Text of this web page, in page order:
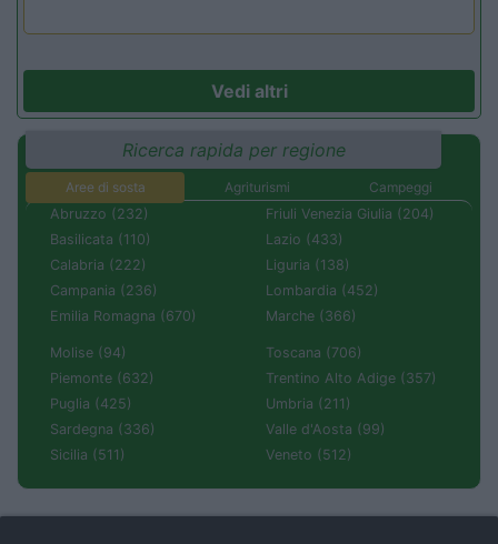
Vedi altri
Ricerca rapida per regione
Aree di sosta Agriturismi
Campeggi
Abruzzo (232)
Basilicata (110)
Calabria (222)
Campania (236)
Emilia Romagna (670)
Friuli Venezia Giulia (204)
Lazio (433)
Liguria (138)
Lombardia (452)
Marche (366)
Molise (94)
Piemonte (632)
Puglia (425)
Sardegna (336)
Sicilia (511)
Toscana (706)
Trentino Alto Adige (357)
Umbria (211)
Valle d'Aosta (99)
Veneto (512)